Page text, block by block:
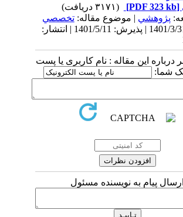
(۳۱۷۱ دریافت)
| موضوع مقاله:تخصصي
دریافت: 1401/3/31 | پذیرش: 1401/5/11 | انتشار:
این مقاله : نام کاربری یا پست
به نویسنده مسئول